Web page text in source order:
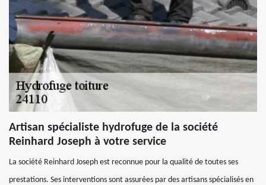
Artisan spécialiste hydrofuge de la société
Reinhard Joseph à votre service
La société Reinhard Joseph est reconnue pour la qualité de toutes ses
prestations. Ses interventions sont assurées par des artisans spécialisés en